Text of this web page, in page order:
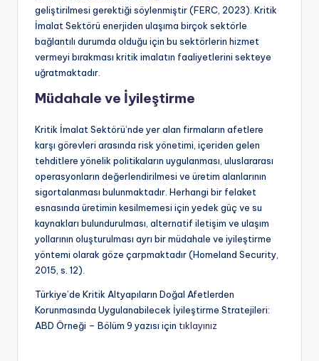
geliştirilmesi gerektiği söylenmiştir (FERC, 2023). Kritik
İmalat Sektörü enerjiden ulaşıma birçok sektörle
bağlantılı durumda olduğu için bu sektörlerin hizmet
vermeyi bırakması kritik imalatın faaliyetlerini sekteye
uğratmaktadır.
Müdahale ve İyileştirme
Kritik İmalat Sektörü’nde yer alan firmaların afetlere
karşı görevleri arasında risk yönetimi, içeriden gelen
tehditlere yönelik politikaların uygulanması, uluslararası
operasyonların değerlendirilmesi ve üretim alanlarının
sigortalanması bulunmaktadır. Herhangi bir felaket
esnasında üretimin kesilmemesi için yedek güç ve su
kaynakları bulundurulması, alternatif iletişim ve ulaşım
yollarının oluşturulması ayrı bir müdahale ve iyileştirme
yöntemi olarak göze çarpmaktadır (Homeland Security,
2015, s. 12).
Türkiye’de Kritik Altyapıların Doğal Afetlerden
Korunmasında Uygulanabilecek İyileştirme Stratejileri:
ABD Örneği – Bölüm 9 yazısı için tıklayınız